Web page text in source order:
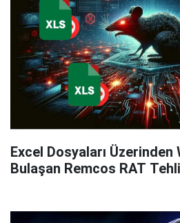
Excel Dosyaları Üzerinden
Bulaşan Remcos RAT